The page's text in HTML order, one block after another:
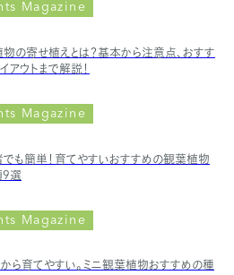
Magazine
の寄せ植えとは？基本から注意点、おすす
アウトまで解説！
Magazine
も簡単！育てやすいおすすめの観葉植物
9選
Magazine
ら育てやすい。ミニ観葉植物おすすめの種